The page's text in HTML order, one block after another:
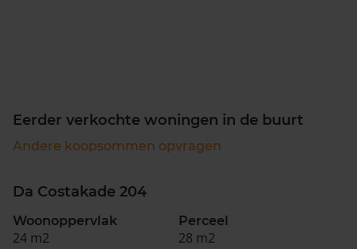
Eerder verkochte woningen in de buurt
Andere koopsommen opvragen
Da Costakade 204
Woonoppervlak
24 m2
Perceel
28 m2